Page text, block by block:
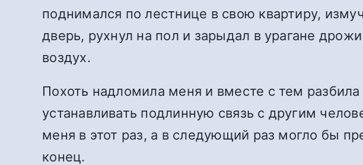
поднимался по лестнице в свою квартиру,
дверь, рухнул на пол и зарыдал в урагане
воздух.
Похоть надломила меня и вместе с тем
устанавливать подлинную связь с другим
меня в этот раз, а в следующий раз могло бы
конец.